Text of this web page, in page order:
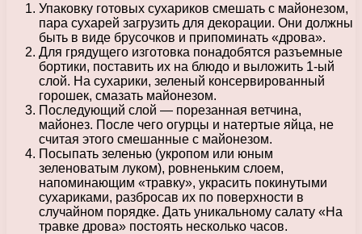
Упаковку готовых сухариков смешать с майонезом,
пара сухарей загрузить для декорации. Они должны
быть в виде брусочков и припоминать «дрова».
Для грядущего изготовка понадобятся разъемные
бортики, поставить их на блюдо и выложить 1-ый
слой. На сухарики, зеленый консервированный
горошек, смазать майонезом.
Последующий слой — порезанная ветчина,
майонез. После чего огурцы и натертые яйца, не
считая этого смешанные с майонезом.
Посыпать зеленью (укропом или юным
зеленоватым луком), ровненьким слоем,
напоминающим «травку», украсить покинутыми
сухариками, разбросав их по поверхности в
случайном порядке. Дать уникальному салату «На
травке дрова» постоять несколько часов.